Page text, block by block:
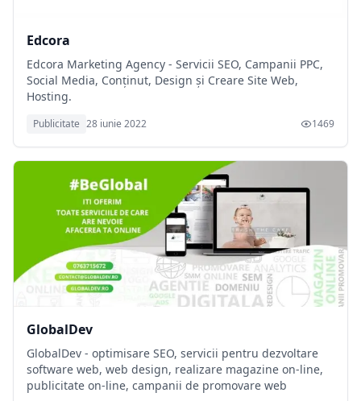
Edcora
Edcora Marketing Agency - Servicii SEO, Campanii PPC,
Social Media, Conținut, Design și Creare Site Web,
Hosting.
Publicitate 28 iunie 2022 1469
GlobalDev
GlobalDev - optimisare SEO, servicii pentru dezvoltare
software web, web design, realizare magazine on-line,
publicitate on-line, campanii de promovare web